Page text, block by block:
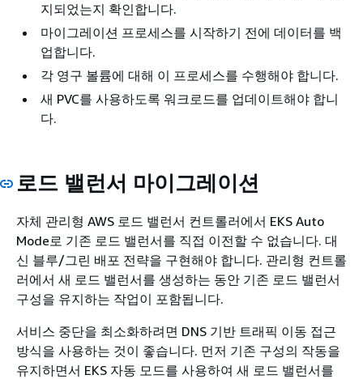
지되었는지 확인합니다.
마이그레이션 프로세스를 시작하기 전에 데이터를 백
업합니다.
각 영구 볼륨에 대해 이 프로세스를 수행해야 합니다.
새 PVC를 사용하도록 워크로드를 업데이트해야 합니
다.
로드 밸런서 마이그레이션
자체 관리형 AWS 로드 밸런서 컨트롤러에서 EKS Auto
Mode로 기존 로드 밸런서를 직접 이전할 수 없습니다. 대
신 블루/그린 배포 전략을 구현해야 합니다. 관리형 컨트롤
러에서 새 로드 밸런서를 생성하는 동안 기존 로드 밸런서
구성을 유지하는 작업이 포함됩니다.
서비스 중단을 최소화하려면 DNS 기반 트래픽 이동 접근
방식을 사용하는 것이 좋습니다. 먼저 기존 구성의 작동을
유지하면서 EKS 자동 모드를 사용하여 새 로드 밸런서를